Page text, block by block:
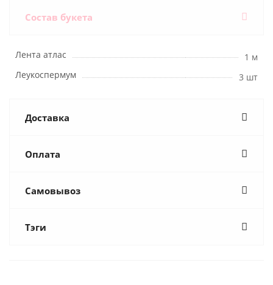
Состав букета
Лента атлас
1 м
Леукоспермум
3 шт
Доставка
Оплата
Самовывоз
Тэги